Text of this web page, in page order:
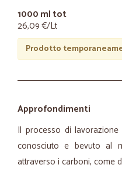
1000 ml tot
26,09 €/Lt
Prodotto
Approfondimenti
Il processo di
conosciuto e bevuto al
attraverso i carboni, come